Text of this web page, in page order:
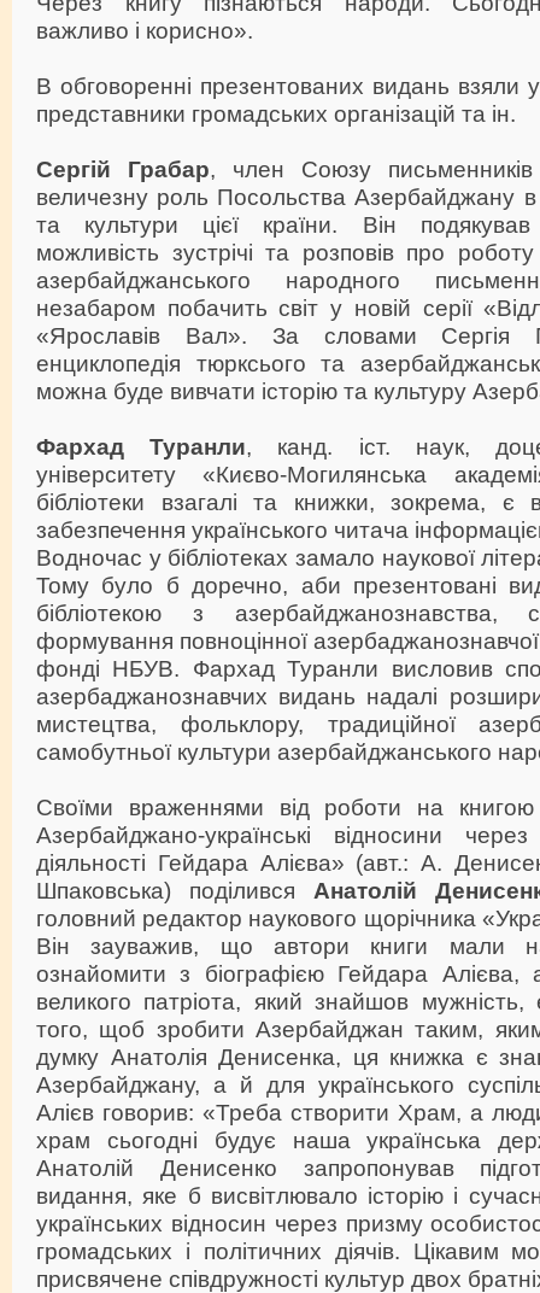
важливо і корисно».
В обговоренні презентованих видань взяли
представники громадських організацій та ін.
Сергій Грабар, член Союзу письменників
величезну роль Посольства Азербайджану в
та культури цієї країни. Він
можливість зустрічі та розповів про
азербайджанського народного
незабаром побачить світ у новій серії
«Ярославів Вал». За словами Сергія
енциклопедія тюрксього та
можна буде вивчати історію та культуру
Фархад Туранли, канд. іст. наук,
університету «Києво-Могилянська
бібліотеки взагалі та книжки, зокрема, є
забезпечення українського читача
Водночас у бібліотеках замало наукової
Тому було б доречно, аби презентовані
бібліотекою з
формування повноцінної азербаджанознавчої
фонді НБУВ. Фархад Туранли висловив
азербаджанознавчих видань надалі
мистецтва, фольклору, традиційної
самобутньої культури азербайджанського
Своїми враженнями від роботи на
Азербайджано-українські відносини
діяльності Гейдара Алієва» (авт.: А.
Шпаковська) поділився Анатолій
головний редактор наукового щорічника
Він зауважив, що автори книги мали
ознайомити з біографією Гейдара Алієва,
великого патріота, який знайшов
того, щоб зробити Азербайджан таким,
думку Анатолія Денисенка, ця книжка є
Азербайджану, а й для українського
Алієв говорив: «Треба створити Храм, а
храм сьогодні будує наша українська
Анатолій Денисенко запропонував
видання, яке б висвітлювало історію і
українських відносин через призму
громадських і політичних діячів. Цікавим
присвячене співдружності культур двох